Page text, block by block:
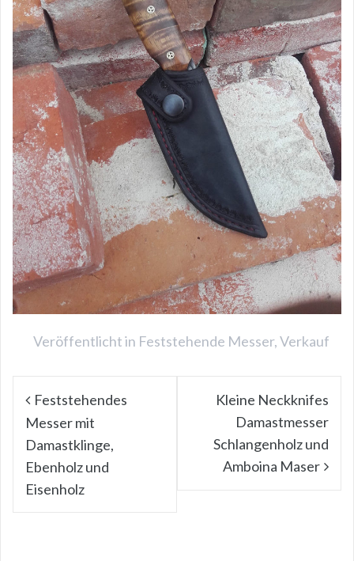
Veröffentlicht in Feststehende Messer,Verkauf
Beitragsnavigation
Feststehendes
Messer mit
Damastklinge,
Ebenholz und
Eisenholz
Kleine Neckknifes
Damastmesser
Schlangenholz und
Amboina Maser